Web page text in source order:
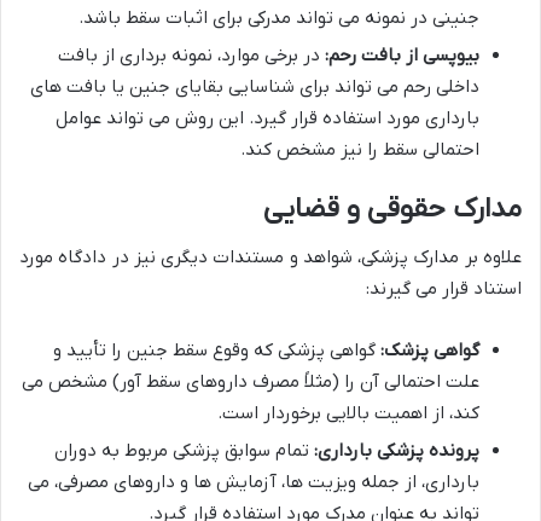
جنینی در نمونه می تواند مدرکی برای اثبات سقط باشد.
بیوپسی از بافت رحم: در برخی موارد، نمونه برداری از بافت
داخلی رحم می تواند برای شناسایی بقایای جنین یا بافت های
بارداری مورد استفاده قرار گیرد. این روش می تواند عوامل
احتمالی سقط را نیز مشخص کند.
مدارک حقوقی و قضایی
علاوه بر مدارک پزشکی، شواهد و مستندات دیگری نیز در دادگاه مورد
استناد قرار می گیرند:
گواهی پزشک: گواهی پزشکی که وقوع سقط جنین را تأیید و
علت احتمالی آن را (مثلاً مصرف داروهای سقط آور) مشخص می
کند، از اهمیت بالایی برخوردار است.
پرونده پزشکی بارداری: تمام سوابق پزشکی مربوط به دوران
بارداری، از جمله ویزیت ها، آزمایش ها و داروهای مصرفی، می
تواند به عنوان مدرک مورد استفاده قرار گیرد.